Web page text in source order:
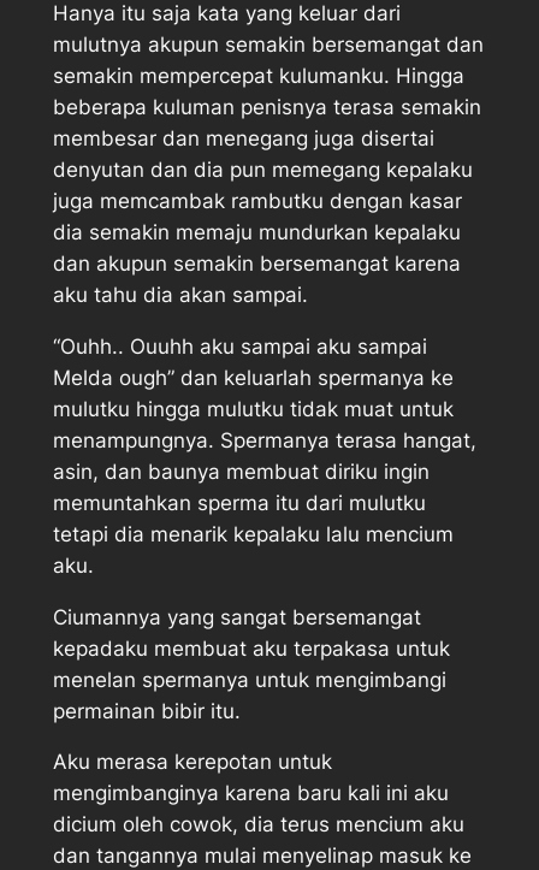
Hanya itu saja kata yang keluar dari
mulutnya akupun semakin bersemangat dan
semakin mempercepat kulumanku. Hingga
beberapa kuluman penisnya terasa semakin
membesar dan menegang juga disertai
denyutan dan dia pun memegang kepalaku
juga memcambak rambutku dengan kasar
dia semakin memaju mundurkan kepalaku
dan akupun semakin bersemangat karena
aku tahu dia akan sampai.
“Ouhh.. Ouuhh aku sampai aku sampai
Melda ough” dan keluarlah spermanya ke
mulutku hingga mulutku tidak muat untuk
menampungnya. Spermanya terasa hangat,
asin, dan baunya membuat diriku ingin
memuntahkan sperma itu dari mulutku
tetapi dia menarik kepalaku lalu mencium
aku.
Ciumannya yang sangat bersemangat
kepadaku membuat aku terpakasa untuk
menelan spermanya untuk mengimbangi
permainan bibir itu.
Aku merasa kerepotan untuk
mengimbanginya karena baru kali ini aku
dicium oleh cowok, dia terus mencium aku
dan tangannya mulai menyelinap masuk ke